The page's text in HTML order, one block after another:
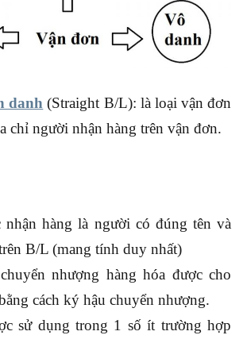
danh (Straight B/L): là loại vận đơn
chỉ người nhận hàng trên vận đơn.
nhận hàng là người có đúng tên và
B/L (mang tính duy nhất)
nhượng hàng hóa được cho
cách ký hậu chuyển nhượng.
sử dụng trong 1 số ít trường hợp